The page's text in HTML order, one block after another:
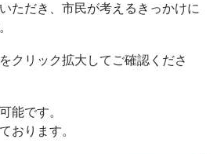
ただき、市民が考えるきっかけに
クリック拡大してご確認くださ
能です。
おります。